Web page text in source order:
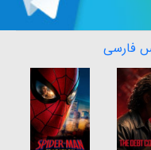
فارسی